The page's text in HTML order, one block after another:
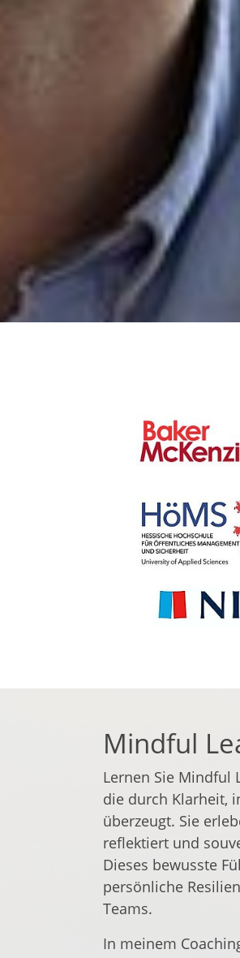
Mindful
Lernen Sie Mindful
die durch Klarheit,
überzeugt. Sie
reflektiert und
Dieses bewusste
persönliche
Teams.
In meinem